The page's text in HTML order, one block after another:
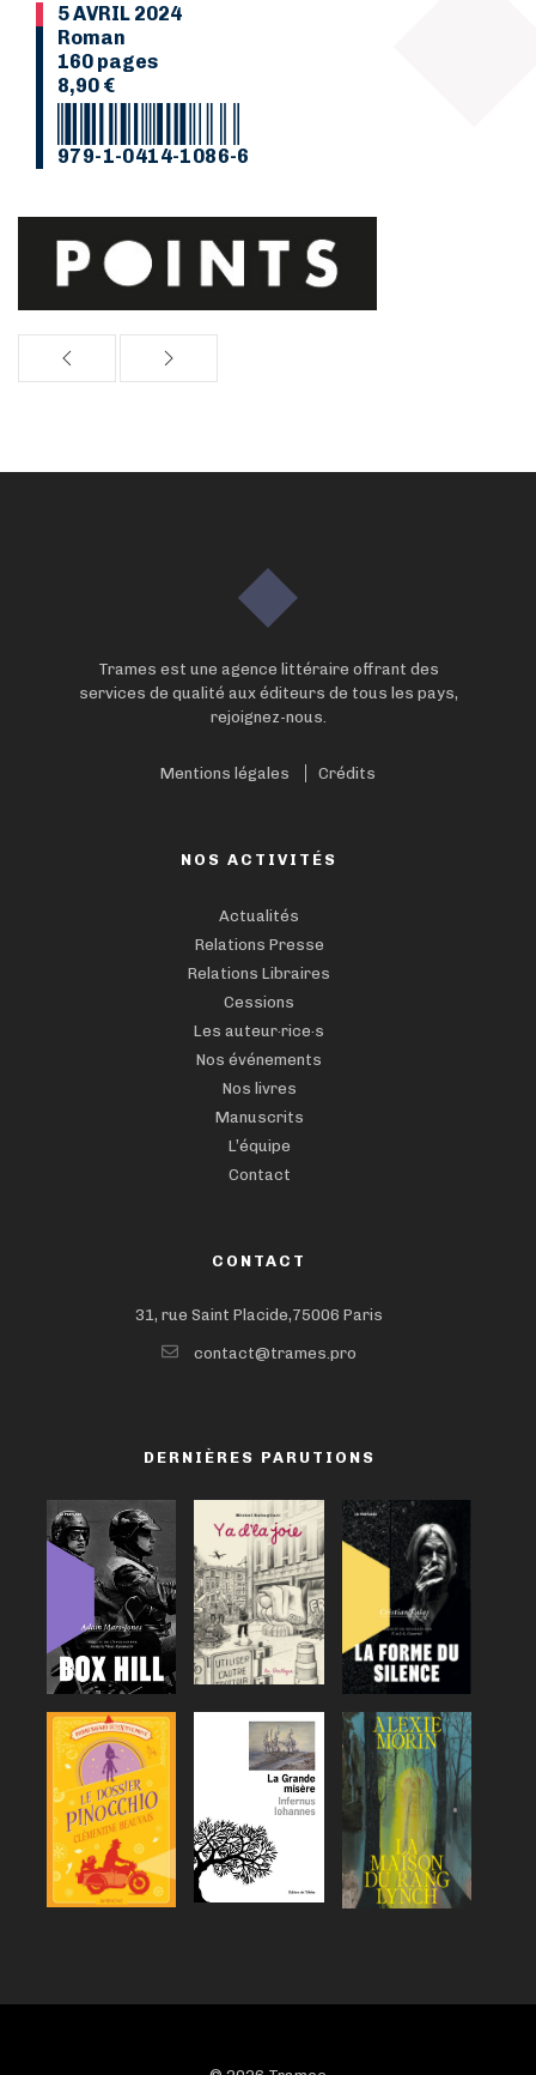
5 AVRIL 2024
Roman
160 pages
8,90 €
979-1-0414-1086-6
Trames est une agence littéraire offrant des
services de qualité aux éditeurs de tous les pays,
rejoignez-nous.
Mentions légales Crédits
NOS ACTIVITÉS
Actualités
Relations Presse
Relations Libraires
Cessions
Les auteur·rice·s
Nos événements
Nos livres
Manuscrits
L’équipe
Contact
CONTACT
31, rue Saint Placide,75006 Paris
contact@trames.pro
DERNIÈRES PARUTIONS